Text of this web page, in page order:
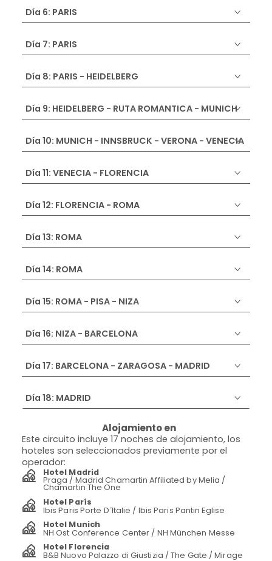
Día 6: PARIS
Día 7: PARIS
Día 8: PARIS - HEIDELBERG
Día 9: HEIDELBERG - RUTA ROMANTICA - MUNICH
Día 10: MUNICH - INNSBRUCK - VERONA - VENECIA
Día 11: VENECIA - FLORENCIA
Día 12: FLORENCIA - ROMA
Día 13: ROMA
Día 14: ROMA
Día 15: ROMA - PISA - NIZA
Día 16: NIZA - BARCELONA
Día 17: BARCELONA - ZARAGOSA - MADRID
Día 18: MADRID
Alojamiento en
Este circuito incluye 17 noches de alojamiento, los
hoteles son seleccionados previamente por el
operador:
Hotel Madrid
Praga / Madrid Chamartin Affiliated by Melia /
Chamartin The One
Hotel París
Ibis Paris Porte D´Italie / Ibis Paris Pantin Eglise
Hotel Munich
NH Ost Conference Center / NH München Messe
Hotel Florencia
B&B Nuovo Palazzo di Giustizia / The Gate / Mirage